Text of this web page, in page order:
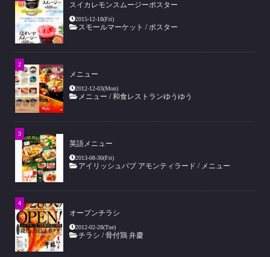
スイカレモンスムージーポスター
2015-12-18(Fri)
スモールマーケット /ポスター
メニュー
2012-12-03(Mon)
メニュー /和食レストランゆうゆう
英語メニュー
2013-08-30(Fri)
アイリッシュパブ アモンティラード / メニュー
オープンチラシ
2012-02-28(Tue)
チラシ /骨付鶏 弁慶